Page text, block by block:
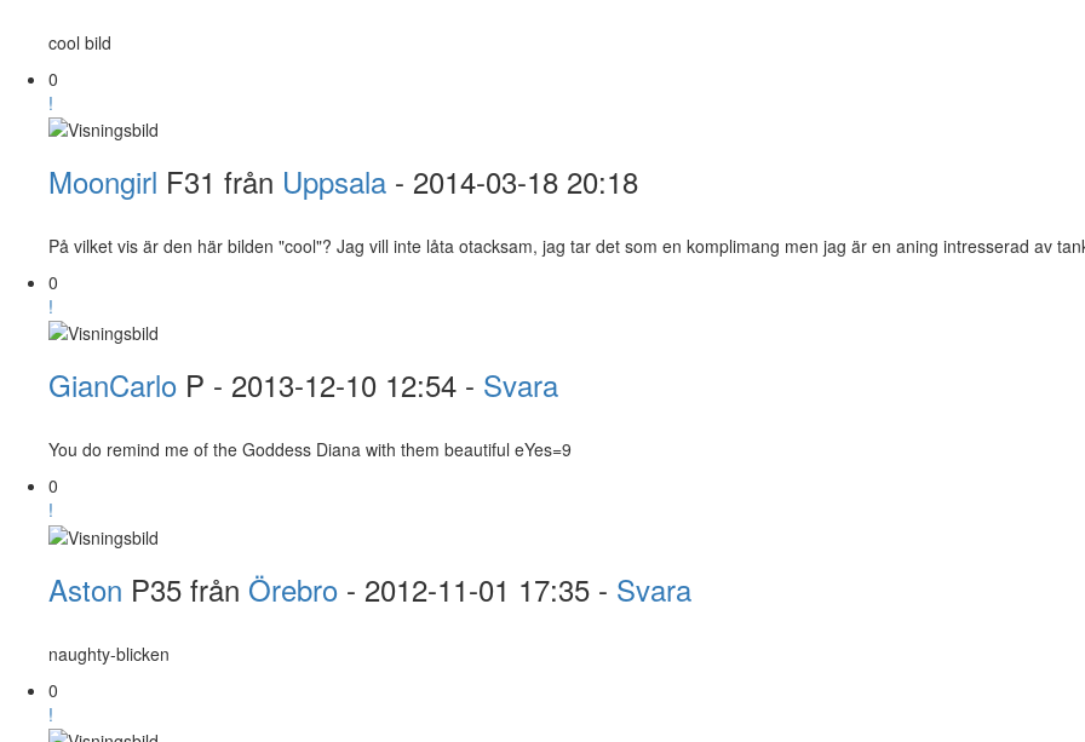
cool bild
0
!
Moongirl F31 från Uppsala - 2014-03-18 20:18
På vilket vis är den här bilden "cool"? Jag vill inte låta otacksam, jag tar det som en komplimang men jag är en aning intresserad av
0
!
GianCarlo P - 2013-12-10 12:54 - Svara
You do remind me of the Goddess Diana with them beautiful eYes=9
0
!
Aston P35 från Örebro - 2012-11-01 17:35 - Svara
naughty-blicken
0
!